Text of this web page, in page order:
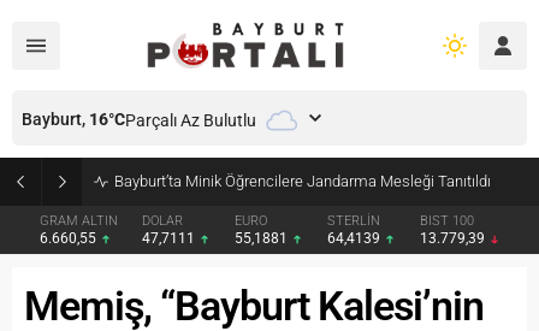
Bayburt’ta Minik Öğrencilere Jandarma Mesleği Tanıtıldı
GRAM ALTIN
6.660,55
DOLAR
47,7111
EURO
55,1881
STERLİN
64,4139
BIST 100
13.779,39
Bayburt, 16°CParçalı Az Bulutlu
Memiş, “Bayburt Kalesi’nin